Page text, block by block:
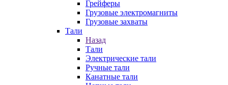
Грейферы
Грузовые электромагниты
Грузовые захваты
Тали
Назад
Тали
Электрические тали
Ручные тали
Канатные тали